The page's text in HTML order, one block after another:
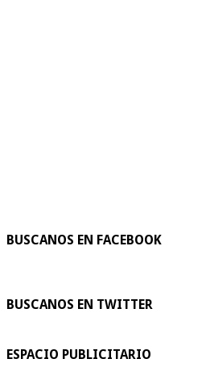
BUSCANOS EN FACEBOOK
BUSCANOS EN TWITTER
ESPACIO PUBLICITARIO